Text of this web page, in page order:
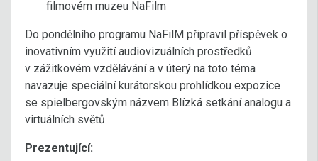
filmovém muzeu NaFilm
Do pondělního programu NaFilM připravil příspěvek o
inovativním využití audiovizuálních prostředků
v zážitkovém vzdělávání a v úterý na toto téma
navazuje speciální kurátorskou prohlídkou expozice
se spielbergovským názvem Blízká setkání analogu a
virtuálních světů.
Prezentující: